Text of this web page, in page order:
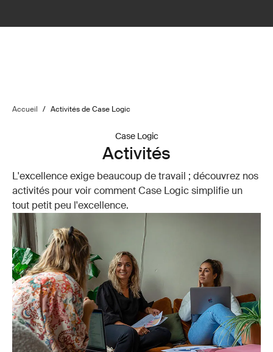
Accueil / Activités de Case Logic
Case Logic
Activités
L'excellence exige beaucoup de travail ; découvrez nos
activités pour voir comment Case Logic simplifie un
tout petit peu l'excellence.